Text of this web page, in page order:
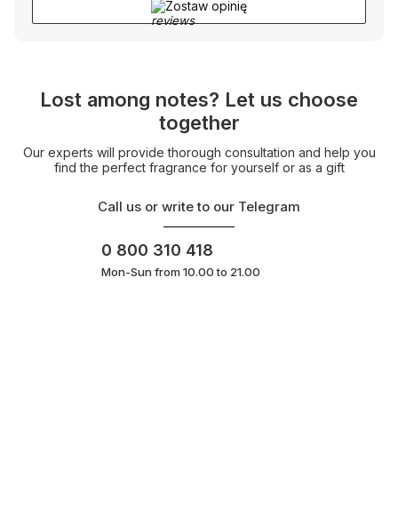
Zostaw opinię
Lost among notes? Let us choose
together
Our experts will provide thorough consultation and help you
find the perfect fragrance for yourself or as a gift
Call us or write to our Telegram
0 800 310 418
Mon-Sun from 10.00 to 21.00